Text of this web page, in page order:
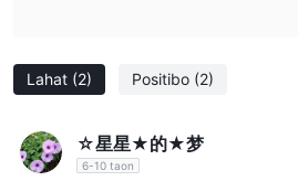
transparency ng mga operasyon nito.
ito dahil sa mga potensyal na panganib
hindi kinokontrol na entity.
Mga Instrumento sa Pamilihan
FOREIGN EXCHANGE (FX):
Lahat (2) Positibo (2)
☆星星★的★梦
6-10 taon